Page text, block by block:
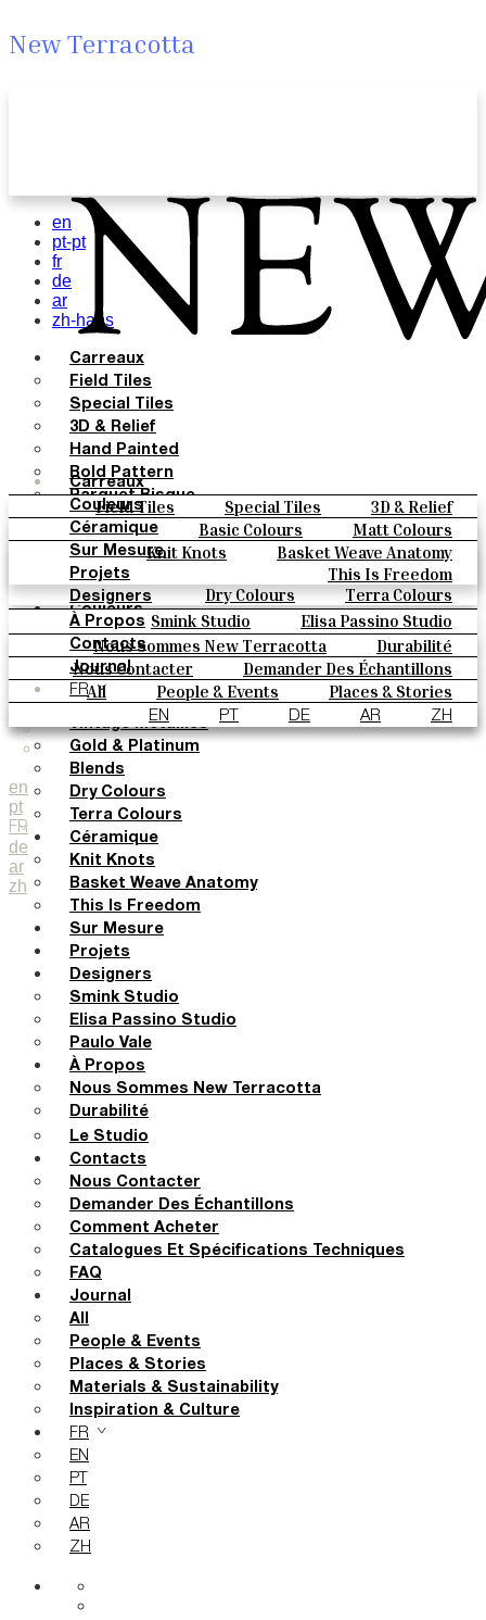
New Terracotta
Carreaux
Field Tiles Special Tiles
3D & Relief
Hand Painted
Bold Pattern
Parquet Bisque
Natural Cotto
Elisa Passino
Smink
Paulo Vale
Couleurs
Basic Colours
Matt Colours
Oxide Explosions
Special Firing
Vintage Metallics
Gold & Platinum
Blends
Dry Colours
Terra Colours
Céramique
Knit Knots
Basket Weave Anatomy
This Is Freedom
Sur Mesure
Projets
Designers
Smink Studio
Elisa Passino Studio
Paulo Vale
À Propos
Nous Sommes New Terracotta
Durabilité
Le Studio
Contacts
Nous Contacter
Demander Des Échantillons
Comment Acheter
Catalogues Et Spécifications Techniques
FAQ
Journal
All People & Events
Places & Stories
Materials & Sustainability
Inspiration & Culture
FR
EN PT DE AR ZH
en
pt
FR
de
ar
zh
en
pt-pt
fr
de
ar
zh-hans
Carreaux
Field Tiles
Special Tiles
3D & Relief
Hand Painted
Bold Pattern
Parquet Bisque
Natural Cotto
Elisa Passino
Smink
Paulo Vale
Couleurs
Basic Colours
Matt Colours
Oxide Explosions
Special Firing
Vintage Metallics
Gold & Platinum
Blends
Dry Colours
Terra Colours
Céramique
Knit Knots
Basket Weave Anatomy
This Is Freedom
Sur Mesure
Projets
Designers
Smink Studio
Elisa Passino Studio
Paulo Vale
À Propos
Nous Sommes New Terracotta
Durabilité
Le Studio
Contacts
Nous Contacter
Demander Des Échantillons
Comment Acheter
Catalogues Et Spécifications Techniques
FAQ
Journal
All
People & Events
Places & Stories
Materials & Sustainability
Inspiration & Culture
FR
EN
PT
DE
AR
ZH